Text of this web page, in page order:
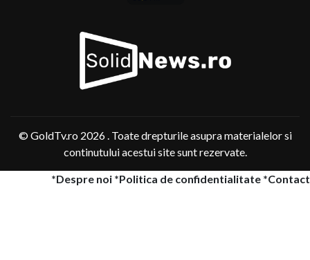
© GoldTv.ro 2026 . Toate drepturile asupra materialelor si
continutului acestui site sunt rezervate.
*Despre noi *Politica de confidentialitate *Contact